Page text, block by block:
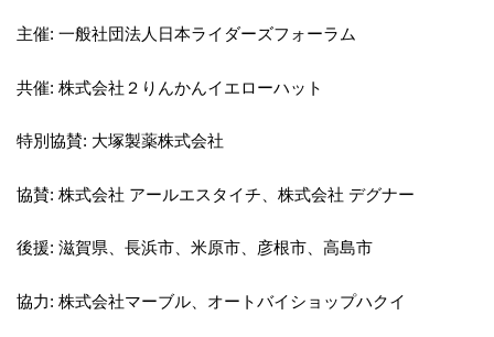
主催: 一般社団法人日本ライダーズフォーラム
共催: 株式会社２りんかんイエローハット
特別協賛: 大塚製薬株式会社
協賛: 株式会社 アールエスタイチ、株式会社 デグナー
後援: 滋賀県、長浜市、米原市、彦根市、高島市
協力: 株式会社マーブル、オートバイショップハクイ